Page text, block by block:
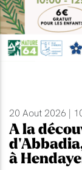
20 Aout 2026 |
A la
à